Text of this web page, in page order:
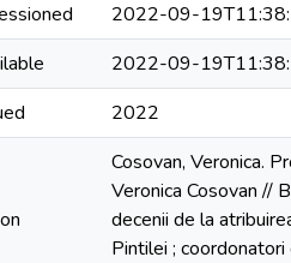
2022-09-
2022-09-
2022
Cosovan, Veronica.
Veronica Cosovan //
decenii de la
Pintilei ; coordonatori